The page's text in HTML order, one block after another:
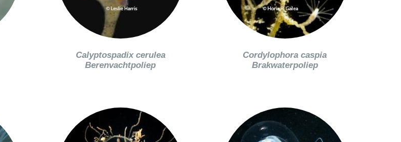
Calyptospadix cerulea
Berenvachtpoliep
Cordylophora caspia
Brakwaterpoliep